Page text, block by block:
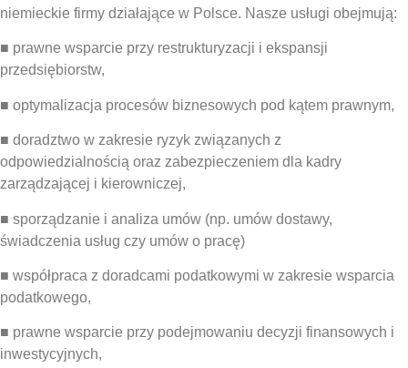
niemieckie firmy działające w Polsce. Nasze usługi obejmują:
■ prawne wsparcie przy restrukturyzacji i ekspansji
przedsiębiorstw,
■ optymalizacja procesów biznesowych pod kątem prawnym,
■ doradztwo w zakresie ryzyk związanych z
odpowiedzialnością oraz zabezpieczeniem dla kadry
zarządzającej i kierowniczej,
■ sporządzanie i analiza umów (np. umów dostawy,
świadczenia usług czy umów o pracę)
■ współpraca z doradcami podatkowymi w zakresie wsparcia
podatkowego,
■ prawne wsparcie przy podejmowaniu decyzji finansowych i
inwestycyjnych,